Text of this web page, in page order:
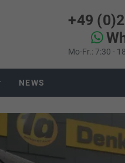
+49
Mo-Fr.: 7:30 -
NEWS